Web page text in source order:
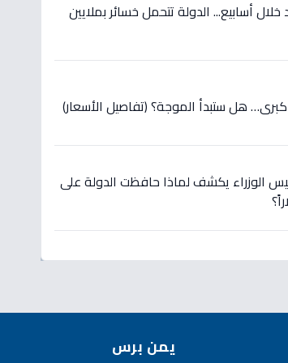
أسابيع... الدولة تتحمل خسائر بملايين
الوزراء يكشف لماذا حافظت الدولة على
يمن برس